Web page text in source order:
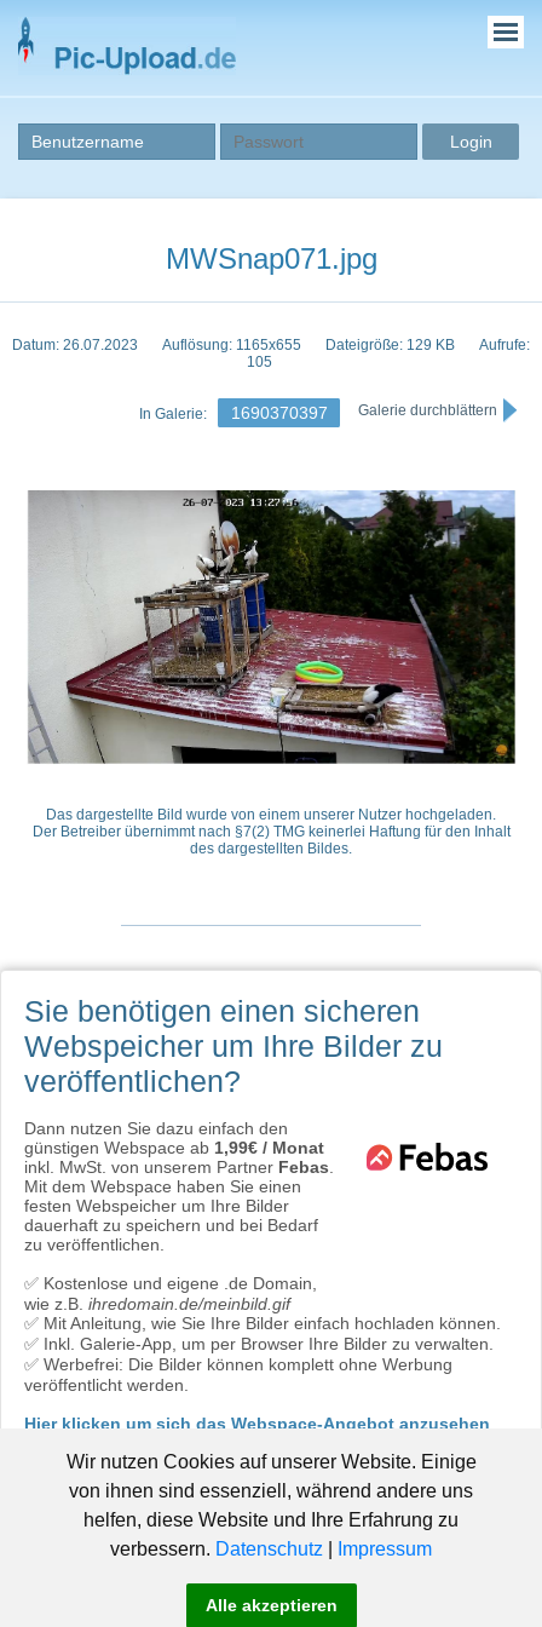
Wir nutzen Cookies auf unserer Website. Einige
von ihnen sind essenziell, während andere uns
helfen, diese Website und Ihre Erfahrung zu
verbessern. Datenschutz Impressum
Alle akzeptieren
MWSnap071.jpg
Datum: 26.07.2023 Auflösung: 1165x655 Dateigröße: 129 KB
Aufrufe:
105
Galerie durchblättern
1690370397
In Galerie:
Das dargestellte Bild wurde von einem unserer Nutzer hochgeladen.
Der Betreiber übernimmt nach §7(2) TMG keinerlei Haftung für den Inhalt
des dargestellten Bildes.
Sie benötigen einen sicheren
Webspeicher um Ihre Bilder zu
veröffentlichen?
Dann nutzen Sie dazu einfach den
günstigen Webspace ab 1,99€ / Monat
inkl. MwSt. von unserem Partner Febas
Mit dem Webspace haben Sie einen
festen Webspeicher um Ihre Bilder
dauerhaft zu speichern und bei Bedarf
zu veröffentlichen.
✅ Kostenlose und eigene .de Domain,
wie z.B. ihredomain.de/meinbild.gif
✅ Mit Anleitung, wie Sie Ihre Bilder einfach hochladen können.
✅ Inkl. Galerie-App, um per Browser Ihre Bilder zu verwalten.
✅ Werbefrei: Die Bilder können komplett ohne Werbung
veröffentlicht werden.
Hier klicken um sich das Webspace-Angebot anzusehen
© 2006 - 2019 Pic-Upload.de -Hosted by Febas
-